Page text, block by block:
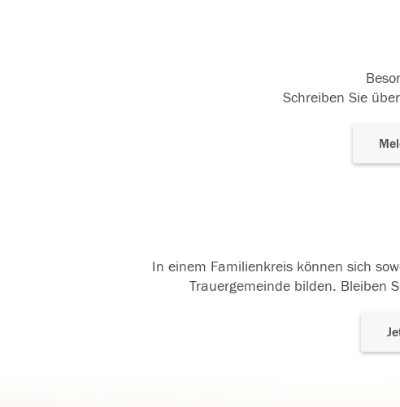
Schreiben Sie
In einem Familienkreis können sich
Trauergemeinde bilden. Bleiben